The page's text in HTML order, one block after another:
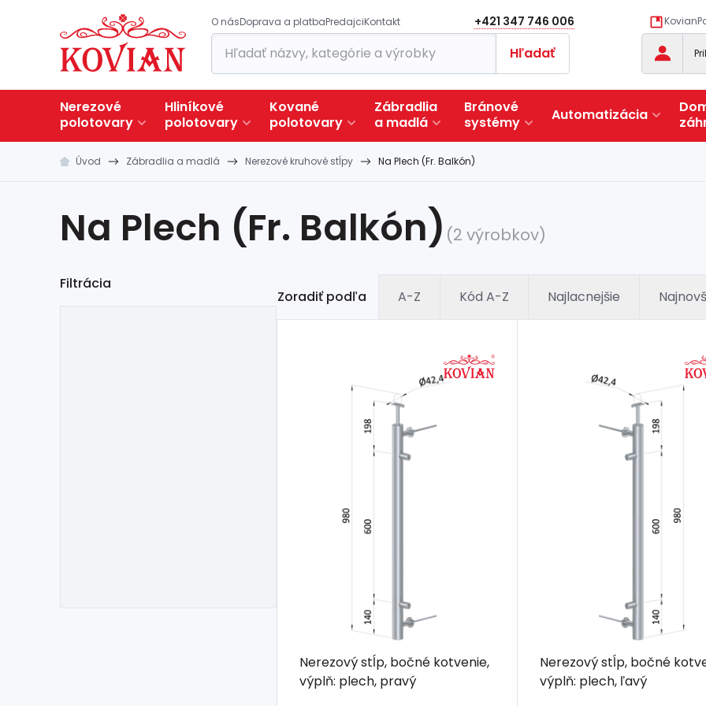
O násDoprava a platbaPredajciKontakt +421 347 746 006
Hľadať
Nerezové
polotovary
Hliníkové
polotovary
Kované
polotovary
Zábradlia
a madlá
Bránové
systémy
Automatizácia
Úvod Zábradlia a madlá Nerezové kruhové stĺpy Na Plech (Fr. Balkón)
Na Plech (Fr. Balkón) (2 výrobkov)
Filtrácia
Zoradiť podľa A-Z Kód A-Z Najlacnejšie
Nerezový stĺp, bočné kotvenie,
výplň: plech, pravý
Nerezový stĺp, bočné
výplň: plech, ľavý